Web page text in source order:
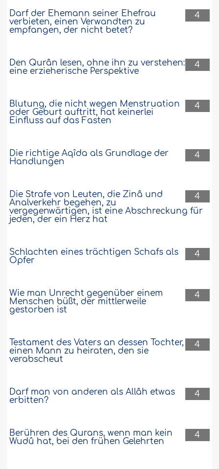
4
Darf der Ehemann seiner Ehefrau
verbieten, einen Verwandten zu
empfangen, der nicht betet?
4
Den Qurân lesen, ohne ihn zu verstehen:
eine erzieherische Perspektive
4
Blutung, die nicht wegen Menstruation
oder Geburt auftritt, hat keinerlei
Einfluss auf das Fasten
4
Die richtige Aqîda als Grundlage der
Handlungen
4
Die Strafe von Leuten, die Zinâ und
Analverkehr begehen, zu
vergegenwärtigen, ist eine Abschreckung für
jeden, der ein Herz hat
4
Schlachten eines trächtigen Schafs als
Opfer
4
Wie man Unrecht gegenüber einem
Menschen büßt, der mittlerweile
gestorben ist
4
Testament des Vaters an dessen Tochter,
einen Mann zu heiraten, den sie
verabscheut
4
Darf man von anderen als Allâh etwas
erbitten?
4
Berühren des Qurans, wenn man kein
Wudû hat, bei den frühen Gelehrten